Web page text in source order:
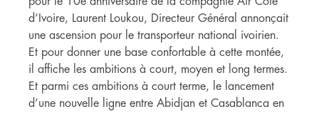
d’Ivoire, Laurent Loukou, Directeur Général annonçait
une ascension pour le transporteur national ivoirien.
Et pour donner une base confortable à cette montée,
il affiche les ambitions à court, moyen et long termes.
Et parmi ces ambitions à court terme, le lancement
d’une nouvelle ligne entre Abidjan et Casablanca en